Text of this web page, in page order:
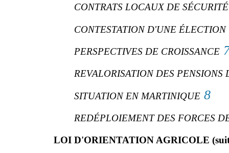
CONTRATS LOCAUX DE SÉCURITÉ
CONTESTATION D'UNE ÉLECTION
PERSPECTIVES DE CROISSANCE
REVALORISATION DES PENSIONS
SITUATION EN MARTINIQUE 8
REDÉPLOIEMENT DES FORCES
LOI D'ORIENTATION AGRICOLE